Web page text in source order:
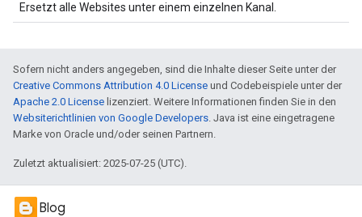
Ersetzt alle Websites unter einem einzelnen Kanal.
Sofern nicht anders angegeben, sind die Inhalte dieser Seite unter der
Creative Commons Attribution 4.0 License und Codebeispiele unter der
Apache 2.0 License lizenziert. Weitere Informationen finden Sie in den
Websiterichtlinien von Google Developers. Java ist eine eingetragene
Marke von Oracle und/oder seinen Partnern.
Zuletzt aktualisiert: 2025-07-25 (UTC).
Blog